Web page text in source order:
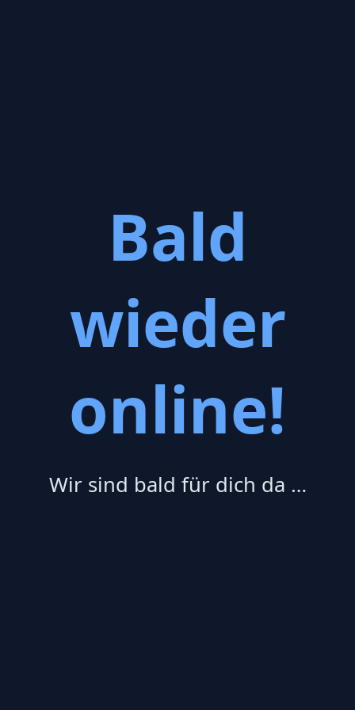
Bald
wieder
online!
Wir sind bald für dich da …